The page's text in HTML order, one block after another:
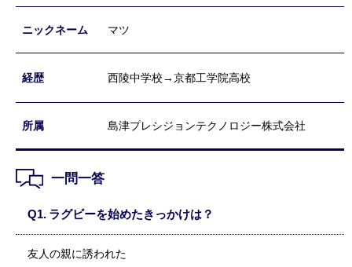
マツ
西陵中学校→京都工学院高校
島津プレシジョンテクノロジー株式会社
一問一答
ラグビーを始めたきっかけは？
友人の親に誘われた